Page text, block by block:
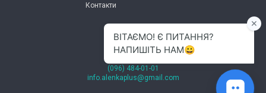
Контакти
(096) 484-01-01
info.alenkaplus@gmail.com